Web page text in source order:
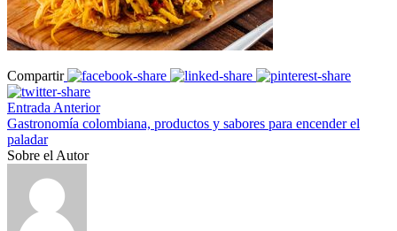
Compartir
Entrada Anterior
Gastronomía colombiana, productos y sabores para encender el
paladar
Sobre el Autor